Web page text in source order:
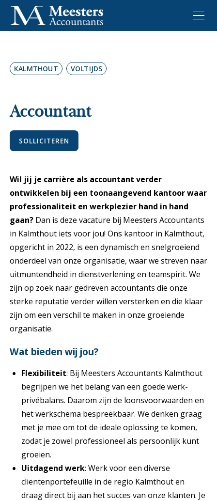
KALMTHOUT VOLTIJDS
Accountant
SOLLICITEREN
Wil jij je carrière als accountant verder
ontwikkelen bij een toonaangevend kantoor waar
professionaliteit en werkplezier hand in hand
gaan? Dan is deze vacature bij Meesters Accountants
in Kalmthout iets voor jou! Ons kantoor in Kalmthout,
opgericht in 2022, is een dynamisch en snelgroeiend
onderdeel van onze organisatie, waar we streven naar
uitmuntendheid in dienstverlening en teamspirit. We
zijn op zoek naar gedreven accountants die onze
sterke reputatie verder willen versterken en die klaar
zijn om een verschil te maken in onze groeiende
organisatie.
Wat bieden wij jou?
Flexibiliteit: Bij Meesters Accountants Kalmthout
begrijpen we het belang van een goede werk-
privébalans. Daarom zijn de loonsvoorwaarden en
het werkschema bespreekbaar. We denken graag
met je mee om tot de ideale oplossing te komen,
zodat je zowel professioneel als persoonlijk kunt
groeien.
Uitdagend werk: Werk voor een diverse
cliëntenportefeuille in de regio Kalmthout en
draag direct bij aan het succes van onze klanten. Je